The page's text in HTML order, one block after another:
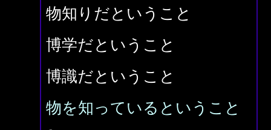
物知りだということ
博学だということ
博識だということ
物を知っているということ